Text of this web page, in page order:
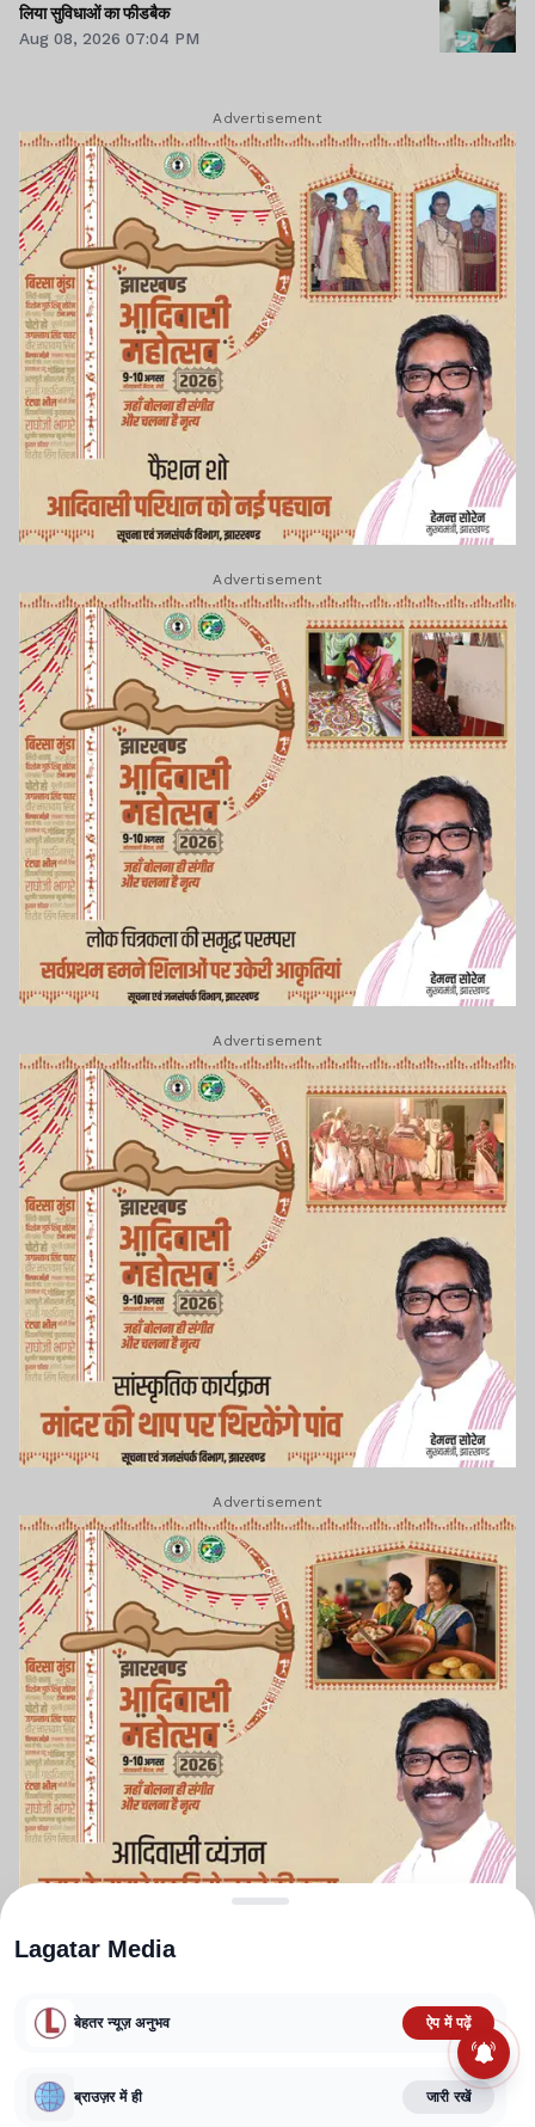
लिया सुविधाओं का फीडबैक
Aug 08, 2026 07:04 PM
Advertisement
Advertisement
Advertisement
Advertisement
TERMS AND CONDITIONS
CORRECTIONS POLICY
FACT CHECKING POLICY
Lagatar Media
बेहतर न्यूज़ अनुभव ऐप में पढ़ें
ब्राउज़र में ही जारी रखें